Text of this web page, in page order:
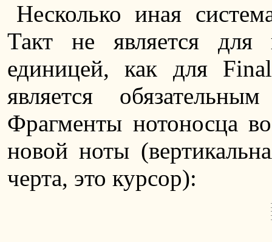
Несколько иная
Такт не является для
единицей, как для
является
Фрагменты нотоносца
новой ноты
черта, это курсор):